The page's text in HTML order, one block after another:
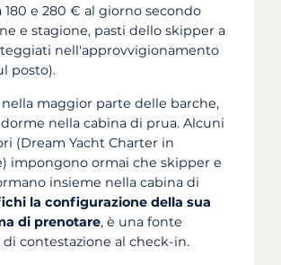
180 e 280 € al giorno secondo
e stagione, pasti dello skipper a
nell'approvvigionamento
posto).
nella maggior parte delle barche,
nella cabina di prua. Alcuni
(Dream Yacht Charter in
impongono ormai che skipper e
insieme nella cabina di
la configurazione della sua
di prenotare, è una fonte
contestazione al check-in.